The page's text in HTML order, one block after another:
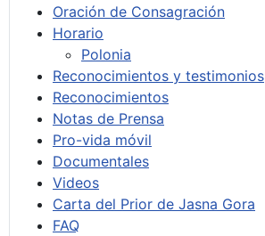
Oración de Consagración
Horario
Polonia
Reconocimientos y testimonios
Reconocimientos
Notas de Prensa
Pro-vida móvil
Documentales
Videos
Carta del Prior de Jasna Gora
FAQ